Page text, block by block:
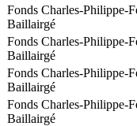
Fonds Charles-Philippe-
Baillairgé
Fonds Charles-Philippe-
Baillairgé
Fonds Charles-Philippe-
Baillairgé
Fonds Charles-Philippe-
Baillairgé